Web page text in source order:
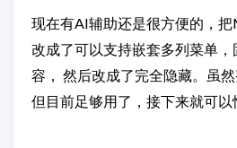
现在有AI辅助还是很方便的，
改成了可以支持嵌套多列菜单
容， 然后改成了完全隐藏。虽然
但目前足够用了，接下来就可以